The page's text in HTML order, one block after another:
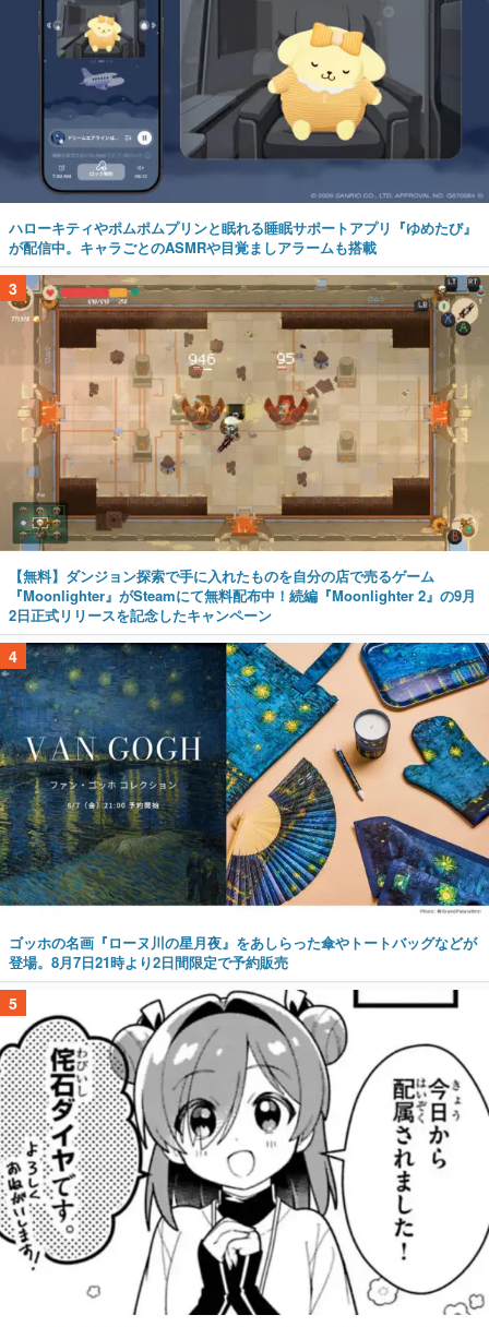
ハローキティやポムポムプリンと眠れる睡眠サポートアプリ『ゆめたび』
が配信中。キャラごとのASMRや目覚ましアラームも搭載
3
【無料】ダンジョン探索で手に入れたものを自分の店で売るゲーム
『Moonlighter』がSteamにて無料配布中！続編『Moonlighter 2』の9月
2日正式リリースを記念したキャンペーン
4
ゴッホの名画『ローヌ川の星月夜』をあしらった傘やトートバッグなどが
登場。8月7日21時より2日間限定で予約販売
5